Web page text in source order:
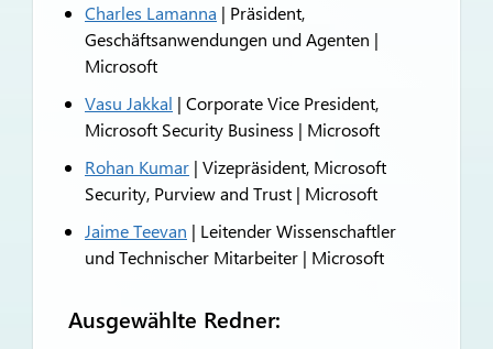
Charles Lamanna | Präsident,
Geschäftsanwendungen und Agenten |
Microsoft
Vasu Jakkal | Corporate Vice President,
Microsoft Security Business | Microsoft
Rohan Kumar | Vizepräsident, Microsoft
Security, Purview and Trust | Microsoft
Jaime Teevan | Leitender Wissenschaftler
und Technischer Mitarbeiter | Microsoft
Ausgewählte Redner: